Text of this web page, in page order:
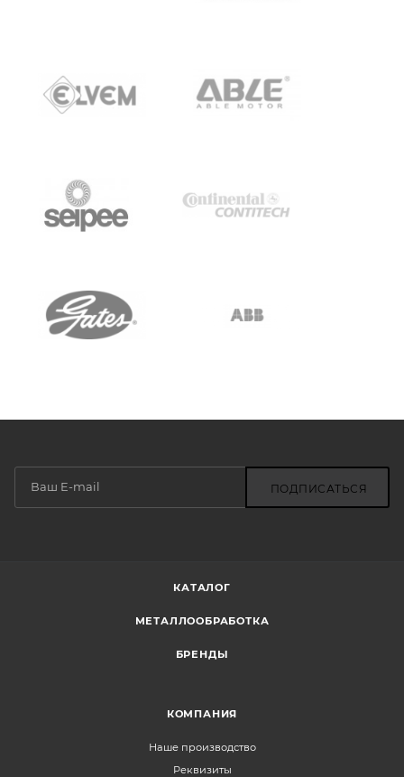
ПОДПИСАТЬСЯ
КАТАЛОГ
МЕТАЛЛООБРАБОТКА
БРЕНДЫ
КОМПАНИЯ
Наше производство
Реквизиты